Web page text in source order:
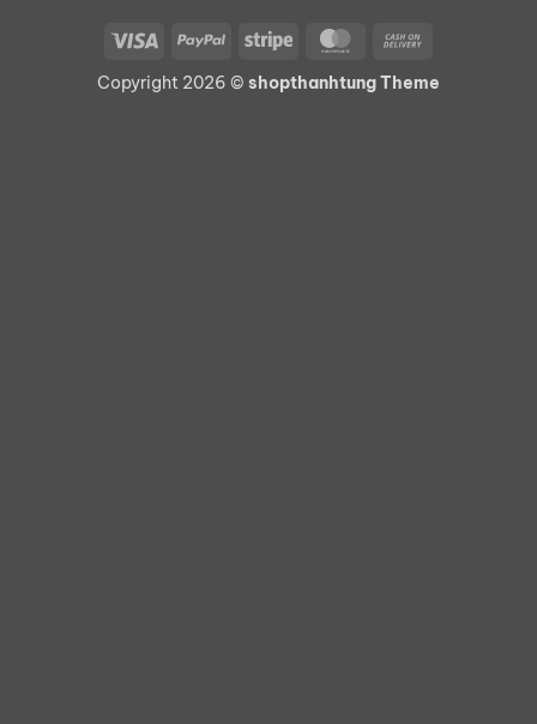
Visa PayPal Stripe MasterCard
Delivery
Copyright 2026 © shopthanhtung Theme